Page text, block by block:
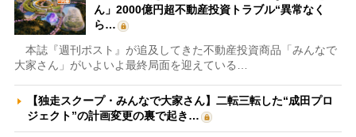
ん」2000億円超不動産投資トラブル“異常なく
ら…
本誌『週刊ポスト』が追及してきた不動産投資商品「みんなで
大家さん」がいよいよ最終局面を迎えている…
【独走スクープ・みんなで大家さん】二転三転した“成田プロ
ジェクト”の計画変更の裏で起き…